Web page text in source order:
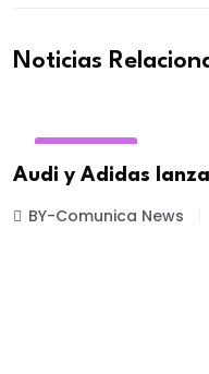
Noticias
Audi y Adidas
BY-Comunica News